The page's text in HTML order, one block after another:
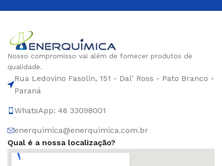
Nosso compromisso vai além de fornecer produtos de
qualidade.
Rua Ledovino Fasolin, 151 - Dal' Ross - Pato Branco -
Paraná
WhatsApp: 46 33098001
enerquimica@enerquimica.com.br
Qual é a nossa localização?